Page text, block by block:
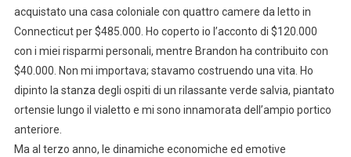
acquistato una casa coloniale con quattro camere da letto in
Connecticut per $485.000. Ho coperto io l’acconto di $120.000
con i miei risparmi personali, mentre Brandon ha contribuito con
$40.000. Non mi importava; stavamo costruendo una vita. Ho
dipinto la stanza degli ospiti di un rilassante verde salvia, piantato
ortensie lungo il vialetto e mi sono innamorata dell’ampio portico
anteriore.
Ma al terzo anno, le dinamiche economiche ed emotive